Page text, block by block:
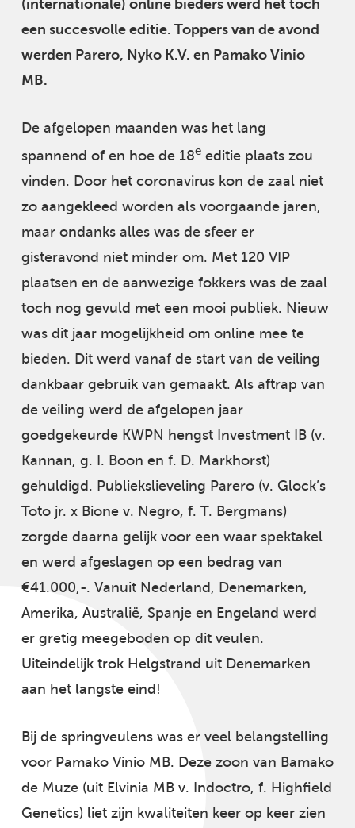
(internationale) online bieders werd het toch
een succesvolle editie. Toppers van de avond
werden Parero, Nyko K.V. en Pamako Vinio
MB.
De afgelopen maanden was het lang
spannend of en hoe de 18eeditie plaats zou
vinden. Door het coronavirus kon de zaal niet
zo aangekleed worden als voorgaande jaren,
maar ondanks alles was de sfeer er
gisteravond niet minder om. Met 120 VIP
plaatsen en de aanwezige fokkers was de zaal
toch nog gevuld met een mooi publiek. Nieuw
was dit jaar mogelijkheid om online mee te
bieden. Dit werd vanaf de start van de veiling
dankbaar gebruik van gemaakt. Als aftrap van
de veiling werd de afgelopen jaar
goedgekeurde KWPN hengst Investment IB (v.
Kannan, g. I. Boon en f. D. Markhorst)
gehuldigd. Publiekslieveling Parero (v. Glock’s
Toto jr. x Bione v. Negro, f. T. Bergmans)
zorgde daarna gelijk voor een waar spektakel
en werd afgeslagen op een bedrag van
€41.000,-. Vanuit Nederland, Denemarken,
Amerika, Australië, Spanje en Engeland werd
er gretig meegeboden op dit veulen.
Uiteindelijk trok Helgstrand uit Denemarken
aan het langste eind!
Bij de springveulens was er veel belangstelling
voor Pamako Vinio MB. Deze zoon van Bamako
de Muze (uit Elvinia MB v. Indoctro, f. Highfield
Genetics) liet zijn kwaliteiten keer op keer zien